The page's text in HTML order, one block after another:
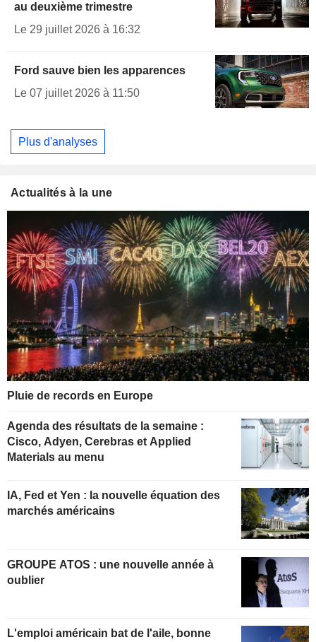
au deuxième trimestre
Le 29 juillet 2026 à 16:32
Ford sauve bien les apparences
Le 07 juillet 2026 à 11:50
Plus d'analyses
Actualités à la une
Pluie de records en Europe
Agenda des résultats de la semaine :
Cisco, Adyen, Cerebras et Applied
Materials au menu
IA, Fed et Yen : la nouvelle équation des
marchés américains
GROUPE ATOS : une nouvelle année à
oublier
L'emploi américain bat de l'aile, bonne